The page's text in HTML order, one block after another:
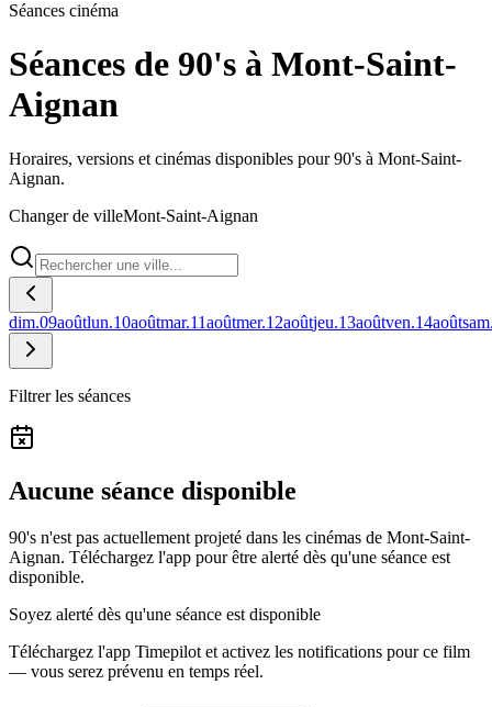
Séances cinéma
Séances de 90's à Mont-Saint-
Aignan
Horaires, versions et cinémas disponibles pour 90's à Mont-Saint-
Aignan.
Changer de villeMont-Saint-Aignan
dim.09aoûtlun.10aoûtmar.11aoûtmer.12aoûtjeu.13aoûtven.14août
Filtrer les séances
Aucune séance disponible
90's n'est pas actuellement projeté dans les cinémas de Mont-Saint-
Aignan. Téléchargez l'app pour être alerté dès qu'une séance est
disponible.
Soyez alerté dès qu'une séance est disponible
Téléchargez l'app Timepilot et activez les notifications pour ce film
— vous serez prévenu en temps réel.